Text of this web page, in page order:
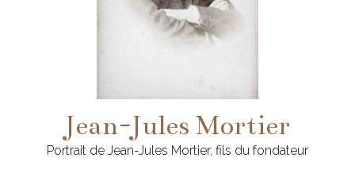
Jean-Jules Mortier
Portrait de Jean-Jules Mortier, fils du fondateur